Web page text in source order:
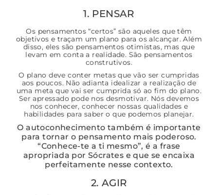
1. PENSAR
Os pensamentos “certos” são aqueles que têm
objetivos e traçam um plano para os alcançar. Além
disso, eles são pensamentos otimistas, mas que
levam em conta a realidade. São pensamentos
construtivos.
O plano deve conter metas que vão ser cumpridas
aos poucos. Não adianta idealizar a realização de
uma meta que vai ser cumprida só ao fim do plano.
Ser apressado pode nos desmotivar. Nós devemos
nos conhecer, conhecer nossas qualidades e
habilidades para saber o que podemos planejar.
O autoconhecimento também é importante
para tornar o pensamento mais poderoso.
“Conhece-te a ti mesmo”, é a frase
apropriada por Sócrates e que se encaixa
perfeitamente nesse contexto.
2. AGIR